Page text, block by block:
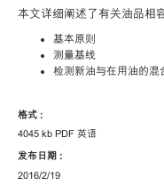
本文详细阐述了有关油品相
基本原则
测量基线
检测新油与在用油的混
格式 :
4045 kb PDF 英语
发布日期 :
2016/2/19